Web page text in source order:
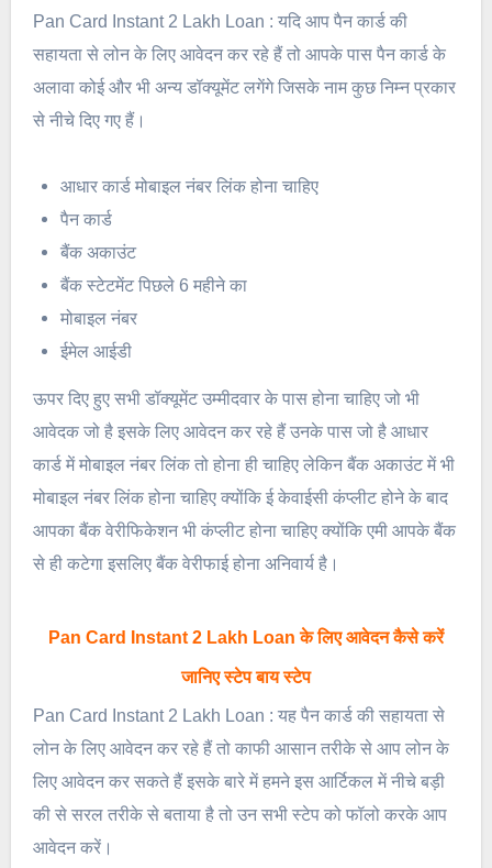
Pan Card Instant 2 Lakh Loan : यदि आप पैन कार्ड की
सहायता से लोन के लिए आवेदन कर रहे हैं तो आपके पास पैन कार्ड के
अलावा कोई और भी अन्य डॉक्यूमेंट लगेंगे जिसके नाम कुछ निम्न प्रकार
से नीचे दिए गए हैं।
आधार कार्ड मोबाइल नंबर लिंक होना चाहिए
पैन कार्ड
बैंक अकाउंट
बैंक स्टेटमेंट पिछले 6 महीने का
मोबाइल नंबर
ईमेल आईडी
ऊपर दिए हुए सभी डॉक्यूमेंट उम्मीदवार के पास होना चाहिए जो भी
आवेदक जो है इसके लिए आवेदन कर रहे हैं उनके पास जो है आधार
कार्ड में मोबाइल नंबर लिंक तो होना ही चाहिए लेकिन बैंक अकाउंट में भी
मोबाइल नंबर लिंक होना चाहिए क्योंकि ई केवाईसी कंप्लीट होने के बाद
आपका बैंक वेरीफिकेशन भी कंप्लीट होना चाहिए क्योंकि एमी आपके बैंक
से ही कटेगा इसलिए बैंक वेरीफाई होना अनिवार्य है।
Pan Card Instant 2 Lakh Loan के लिए आवेदन कैसे करें
जानिए स्टेप बाय स्टेप
Pan Card Instant 2 Lakh Loan : यह पैन कार्ड की सहायता से
लोन के लिए आवेदन कर रहे हैं तो काफी आसान तरीके से आप लोन के
लिए आवेदन कर सकते हैं इसके बारे में हमने इस आर्टिकल में नीचे बड़ी
की से सरल तरीके से बताया है तो उन सभी स्टेप को फॉलो करके आप
आवेदन करें।